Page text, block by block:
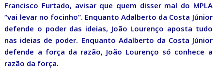
Francisco Furtado, avisar que quem disser mal do MPLA
“vai levar no focinho”. Enquanto Adalberto da Costa Júnior
defende o poder das ideias, João Lourenço aposta tudo
nas ideias de poder. Enquanto Adalberto da Costa Júnior
defende a força da razão, João Lourenço só conhece a
razão da força.